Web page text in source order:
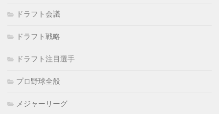
ドラフト会議
ドラフト戦略
ドラフト注目選手
プロ野球全般
メジャーリーグ